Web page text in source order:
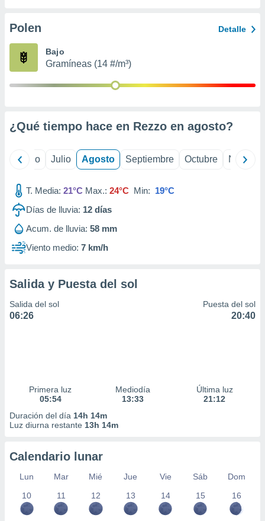
e
mediante
publicidad
publicidad
1199
Polen Detalle
Bajo
Gramíneas (14 #/m³)
¿Qué tiempo hace en Rezzo en agosto?
Junio Julio Agosto Septiembre Octubre
T. Media: 21°C Max.: 24°C Min: 19°C
Días de lluvia: 12 días
Acum. de lluvia: 58 mm
Viento medio: 7 km/h
Salida y Puesta del sol
Salida del sol
06:26
Puesta del sol
20:40
Primera luz
05:54
Mediodía
13:33
Última luz
21:12
Duración del día 14h 14m
Luz diurna restante 13h 14m
Calendario lunar
Lun Mar Mié Jue Vie Sáb
Dom
10
11 12 13 14 15 16